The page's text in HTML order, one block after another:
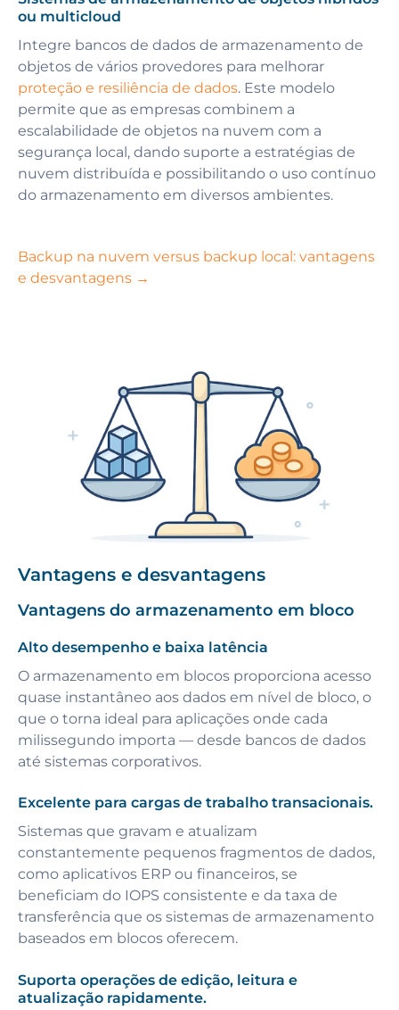
ou multicloud
Integre bancos de dados de armazenamento de
objetos de vários provedores para melhorar
proteção e resiliência de dados. Este modelo
permite que as empresas combinem a
escalabilidade de objetos na nuvem com a
segurança local, dando suporte a estratégias de
nuvem distribuída e possibilitando o uso contínuo
do armazenamento em diversos ambientes.
Backup na nuvem versus backup local: vantagens
e desvantagens →
Vantagens e desvantagens
Vantagens do armazenamento em bloco
Alto desempenho e baixa latência
O armazenamento em blocos proporciona acesso
quase instantâneo aos dados em nível de bloco, o
que o torna ideal para aplicações onde cada
milissegundo importa — desde bancos de dados
até sistemas corporativos.
Excelente para cargas de trabalho transacionais.
Sistemas que gravam e atualizam
constantemente pequenos fragmentos de dados,
como aplicativos ERP ou financeiros, se
beneficiam do IOPS consistente e da taxa de
transferência que os sistemas de armazenamento
baseados em blocos oferecem.
Suporta operações de edição, leitura e
atualização rapidamente.